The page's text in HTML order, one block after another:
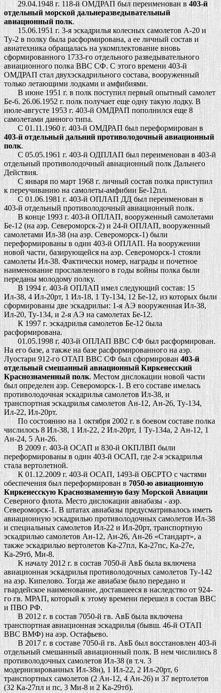
29.04.1948 г. 118-й ОМДРАП был переименован в 403-й
отдельный морской дальнеразведывательный
авиационный полк.
15.06.1951 г. 3-я эскадрилья колесных самолетов А-20 и
Ту-2 в полку была расформирована, а ее личный состав и
авиатехника обращалась на укомплектование вновь
сформированного 1733-го отдельного разведывательного
авиационного полка ВВС СФ. С этого времени 403-й
ОМДРАП стал двухэскадрильного состава, вооруженный
только летающими лодками и амфибиями.
В июне 1951 г. в полк поступил первый опытный самолет
Бе-6. 26.06.1952 г. полк получает еще одну такую лодку. В
июле-августе 1953 г. 403-й ОМДРАП пополнился еще 8
самолетами данного типа.
С 01.11.1960 г. 403-й ОМДРАП был переформирован в
403-й отдельный дальний противолодочный авиационный
полк.
С 05.05.1961 г. 403-й ОДПЛАП был переименован в 403-й
отдельный противолодочный авиационный полк Дальнего
Действия.
С января по март 1968 г. личный состав полка приступил
к переучиванию на самолеты-амфибии Бе-12пл.
С 01.06.1981 г. 403-й ОПЛАП ДД был переименован в
403-й отдельный противолодочный авиационный полк.
В конце 1993 г. 403-й ОПЛАП, вооруженный самолетами
Бе-12 (на аэр. Североморск-2) и 24-й ОПЛАП, вооруженный
самолетами Ил-38 (на аэр. Североморск-1) были
переформированы в один 403-й ОПЛАП. На вооружении
новой части, базирующейся на аэр. Североморск-1 стояли
самолеты Ил-38. Фактически номер, награды и почетное
наименование прославленного в годы войны полка были
переданы молодому полку.
В 1994 г. 403-й ОПЛАП имел следующий состав: 15
Ил-38, 4 Ил-20рт, 1 Ил-18, 1 Ту-134, 12 Бе-12, из которых были
сформированы две эскадрильи: 1-я АЭ вооруженная Ил-38,
Ил-20, Ту-134, и 2-я АЭ на самолетах Бе-12.
К 1997 г. эскадрилья самолетов Бе-12 была
расформирована.
01.05.1998 г. 403-й ОПЛАП ВВС СФ был расформирован.
На его базе, а также на базе расформированного на аэр.
Луостари 912-го ОТАП ВВС СФ был сформирован403-й
отдельный смешанный авиационный Киркенесский
Краснознаменный полк. Местом дислокации новой части
был определен аэр. Североморск-1. В его составе имелась
противолодочная эскадрилья самолетов Ил-38, и
транспортная эскадрилья самолетов Ан-12, Ан-26, Ту-134,
Ил-22, Ил-20рт.
По состоянию на 1 октября 2002 г. в боевом составе полка
числилось 8 Ил-38, 1 Ил-22, 2 Ил-20рт, 1 Ту-134а, 2 Ан-12, 1
Ан-24, 5 Ан-26.
В 2009 г. 403-й ОСАП и 830-й ОКПЛВП были
переформированы в один 403-й ОСАП, где 2-я эскадрилья
стала вертолетной.
К 01.12.2009 г. 403-й ОСАП, 1493-й ОБСРТО с частями
обеспечения был переформирован в7050-ю авиационную
Киркенесскую Краснознаменную базу Морской Авиации
Северного флота. Место дислокации авиабазы - аэр.
Североморск-1. В штатах авиабазы предусматривалось иметь
авиационную эскадрилью противолодочных самолетов Ил-38
и специальных самолетов Ил-22 и Ил-20рт, транспортную
эскадрилью самолетов Ан-12, Ан-26, Ан-26 «Стандарт», а
также эскадрилью вертолетов Ка-27пл, Ка-27пс, Ка-27е,
Ка-29тб, Ми-8.
К началу 2012 г. в состав 7050-й АвБ была включена
авиационная эскадрилья противолодочных самолетов Ту-142
на аэр. Кипелово. Тогда же авиабазе было передано и
гвардейское наименование, доставшееся в наследство от 924-
го гв. МРАП, который к этому времени перешел в состав ВВС
и ПВО РФ.
В 2012 г. в состав 7050-й гв. АвБ была включена
транспортная авиационная эскадрилья (бывш. 46-й ОТАП
ВВС ВМФ) на аэр. Остафьево.
В 2017 г. в составе 7050-й гв. АвБ был восстановлен 403-й
отдельный смешанный авиационный полк. В нем числились 8
противолодочных самолетов Ил-38 (в т.ч. 3
модернизированных Ил-38н), 1 Ил-22, 2 Ил-20рт, 6
транспортных самолетов (2 Ан-12, 4 Ан-26) и 37 вертолетов
(32 Ка-27пл и пс, 3 Ми-8 и 2 Ка-29тб).